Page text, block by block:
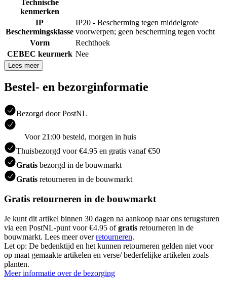
Technische
kenmerken
IP
Beschermingsklasse
IP20 - Bescherming tegen middelgrote
voorwerpen; geen bescherming tegen vocht
Vorm
Rechthoek
CEBEC keurmerk Nee
Lees meer
Bestel- en bezorginformatie
Bezorgd door PostNL
Voor 21:00 besteld, morgen in huis
Thuisbezorgd voor €4.95 en gratis vanaf €50
Gratis bezorgd in de bouwmarkt
Gratis retourneren in de bouwmarkt
Gratis retourneren in de bouwmarkt
Je kunt dit artikel binnen 30 dagen na aankoop naar ons terugsturen
via een PostNL-punt voor €4.95 ofgratis retourneren in de
bouwmarkt. Lees meer overretourneren.
Let op: De bedenktijd en het kunnen retourneren gelden niet voor
op maat gemaakte artikelen en verse/ bederfelijke artikelen zoals
planten.
Meer informatie over de bezorging